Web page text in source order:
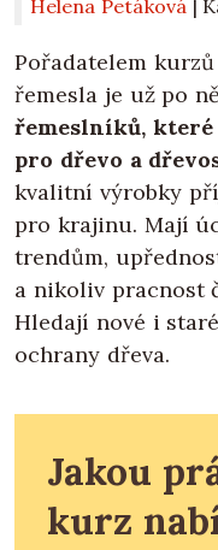
Helena Petáková |
Pořadatelem
řemesla je už po
řemeslníků, které
pro dřevo a
kvalitní výrobky
pro krajinu. Mají
trendům,
a nikoliv pracnost
Hledají nové i
ochrany dřeva.
Jakou
kurz